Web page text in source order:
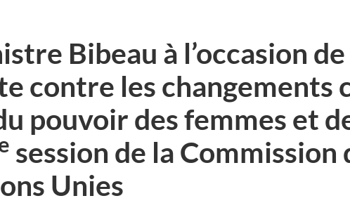
Bibeau à l’occasion
contre les changements
pouvoir des femmes et
session de la
Unies